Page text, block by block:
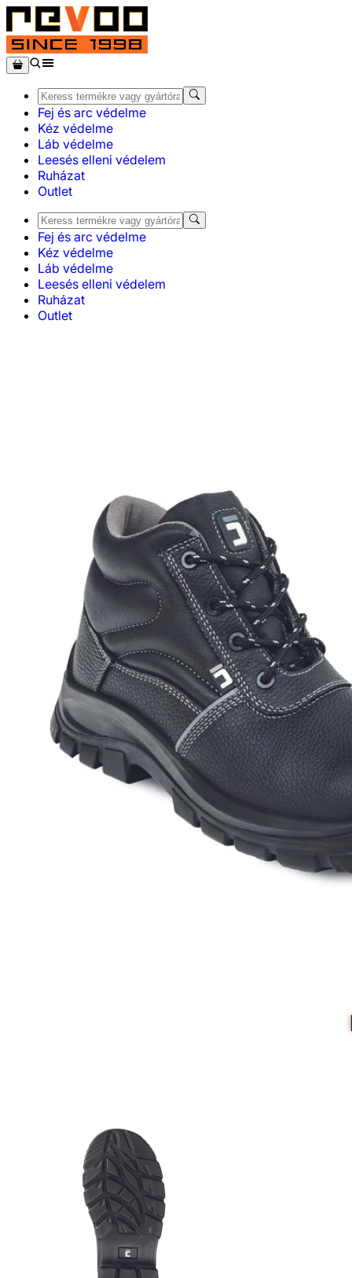
Fej és arc védelme
Kéz védelme
Láb védelme
Leesés elleni védelem
Ruházat
Outlet
Fej és arc védelme
Kéz védelme
Láb védelme
Leesés elleni védelem
Ruházat
Outlet